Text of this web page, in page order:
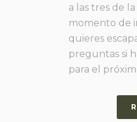
a las tres de
momento de
quieres
preguntas si
para el